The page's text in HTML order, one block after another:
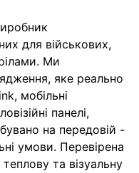
для військових,
Ми
яке реально
мобільні
панелі,
на передовій -
умови. Перевірена
та візуальну